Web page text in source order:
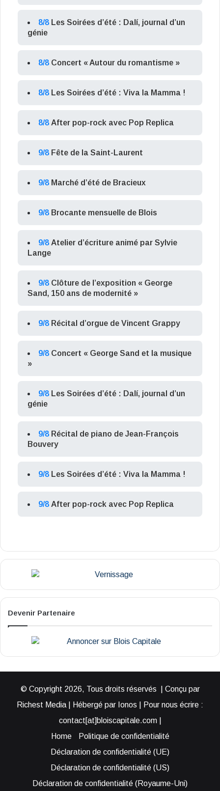
8/8 Les Soirées d’été : Dalí, journal d’un
génie
8/8 Concert « Autour du romantisme »
8/8 Les Soirées d’été : Viva la Mamma !
8/8 After pop-rock avec Pop Replica
9/8 Fête de la Saint-Laurent
9/8 Marché d’été de Bracieux
9/8 Brocante mensuelle de Blois
9/8 Atelier d’écriture animé par Sylvie
Lange
9/8 Clôture de l’exposition « George
Sand, 150 ans de modernité »
9/8 Récital d’orgue de Vincent Grappy
9/8 Concert « George Sand et la musique
»
9/8 Les Soirées d’été : Dalí, journal d’un
génie
9/8 Récital de piano de Jean-François
Bouvery
9/8 Les Soirées d’été : Viva la Mamma !
9/8 After pop-rock avec Pop Replica
Devenir Partenaire
© Copyright 2026, Tous droits réservés | Conçu par
Richest Media | Hébergé par Ionos | Pour nous écrire :
contact[at]bloiscapitale.com |
Home
Politique de confidentialité
Déclaration de confidentialité (UE)
Déclaration de confidentialité (US)
Déclaration de confidentialité (Royaume-Uni)